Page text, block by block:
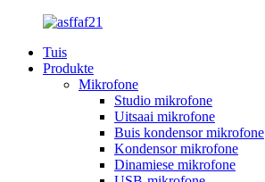
Tuis
Produkte
Mikrofone
Studio mikrofone
Uitsaai mikrofone
Buis kondensor mikrofone
Kondensor mikrofone
Dinamiese mikrofone